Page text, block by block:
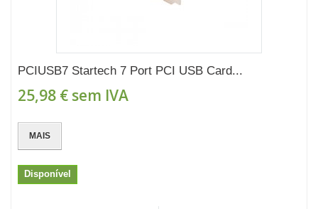
PCIUSB7 Startech 7 Port PCI USB Card...
25,98 € sem IVA
MAIS
Disponível